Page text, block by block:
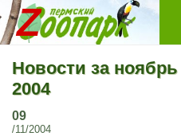
Новости за ноябрь
2004
09
/11/2004